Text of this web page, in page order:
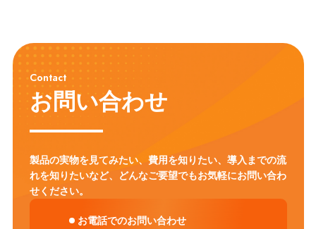
Contact
お問い合わせ
製品の実物を見てみたい、費用を知りたい、導入までの流
れを知りたいなど、
どんなご要望でもお気軽にお問い合わ
せください。
お電話でのお問い合わせ